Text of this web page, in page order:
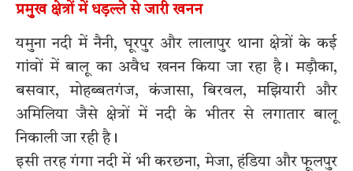
प्रमुख क्षेत्रों में धड़ल्ले से जारी खनन
यमुना नदी में नैनी, घूरपुर और लालापुर थाना क्षेत्रों के कई
गांवों में बालू का अवैध खनन किया जा रहा है। मड़ौका,
बसवार, मोहब्बतगंज, कंजासा, बिरवल, मझियारी और
अमिलिया जैसे क्षेत्रों में नदी के भीतर से लगातार बालू
निकाली जा रही है।
इसी तरह गंगा नदी में भी करछना, मेजा, हंडिया और फूलपुर